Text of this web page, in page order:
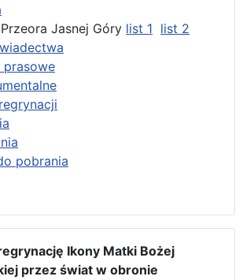
Jasnej Góry list 1 list 2
prasowe
pobrania
Ikony Matki Bożej
przez świat w obronie